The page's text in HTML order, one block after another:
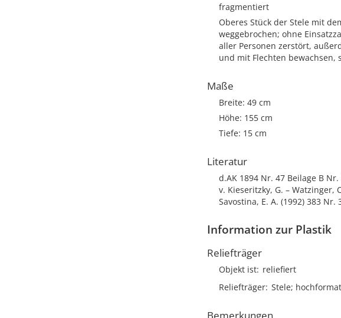
fragmentiert
Oberes Stück der Stele mit
weggebrochen; ohne
aller Personen zerstört,
und mit Flechten bewachsen,
Maße
Breite: 49 cm
Höhe: 155 cm
Tiefe: 15 cm
Literatur
d.AK 1894 Nr. 47 Beilage B Nr.
v. Kieseritzky, G. – Watzinger,
Savostina, E. A. (1992) 383 Nr.
Information zur Plastik
Reliefträger
Objekt ist reliefiert
Reliefträger Stele;